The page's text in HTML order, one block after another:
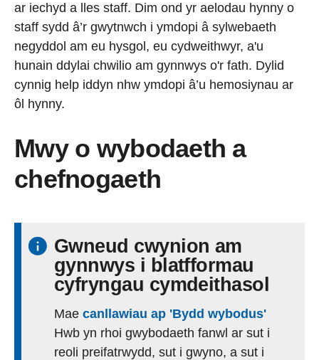
ar iechyd a lles staff. Dim ond yr aelodau hynny o
staff sydd â’r gwytnwch i ymdopi â sylwebaeth
negyddol am eu hysgol, eu cydweithwyr, a'u
hunain ddylai chwilio am gynnwys o'r fath. Dylid
cynnig help iddyn nhw ymdopi â’u hemosiynau ar
ôl hynny.
Mwy o wybodaeth a
chefnogaeth
Gwneud cwynion am
gynnwys i blatfformau
cyfryngau cymdeithasol
Mae canllawiau ap 'Bydd wybodus'
Hwb yn rhoi gwybodaeth fanwl ar sut i
reoli preifatrwydd, sut i gwyno, a sut i